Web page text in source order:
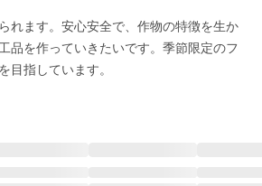
れます。安心安全で、作物の特徴を生か
品を作っていきたいです。季節限定のフ
目指しています。